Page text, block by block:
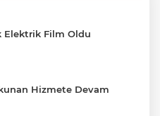
Elektrik Film Oldu
Hizmete Devam